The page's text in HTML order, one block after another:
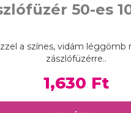
50-es
a színes, vidám léggömb
zászlófüzérre..
1,630 Ft